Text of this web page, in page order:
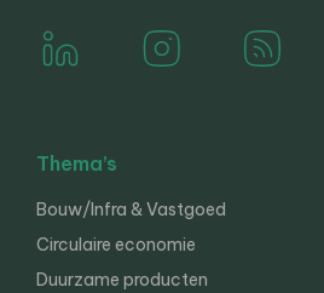
Thema’s
Bouw/Infra & Vastgoed
Circulaire economie
Duurzame producten